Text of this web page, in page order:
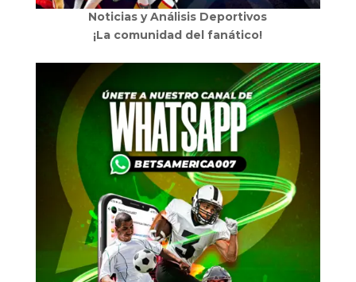
Noticias y Análisis Deportivos
¡La comunidad del fanático!